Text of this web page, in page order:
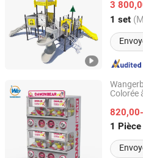
3
1 set
Zhejiang, China
Colorée
1 Pièce
Guangzhou Wangerbao
Guangdong, China